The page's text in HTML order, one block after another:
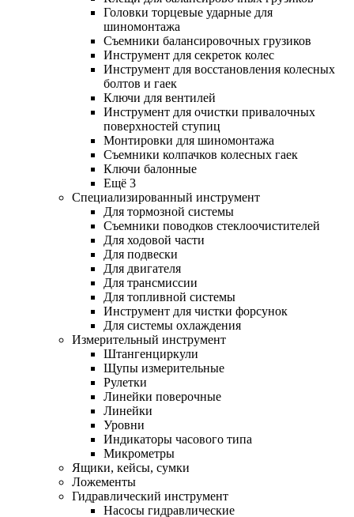
Головки торцевые ударные для
шиномонтажа
Съемники балансировочных грузиков
Инструмент для секреток колес
Инструмент для восстановления колесных
болтов и гаек
Ключи для вентилей
Инструмент для очистки привалочных
поверхностей ступиц
Монтировки для шиномонтажа
Съемники колпачков колесных гаек
Ключи балонные
Ещё 3
Специализированный инструмент
Для тормозной системы
Съемники поводков стеклоочистителей
Для ходовой части
Для подвески
Для двигателя
Для трансмиссии
Для топливной системы
Инструмент для чистки форсунок
Для системы охлаждения
Измерительный инструмент
Штангенциркули
Щупы измерительные
Рулетки
Линейки поверочные
Линейки
Уровни
Индикаторы часового типа
Микрометры
Ящики, кейсы, сумки
Ложементы
Гидравлический инструмент
Насосы гидравлические